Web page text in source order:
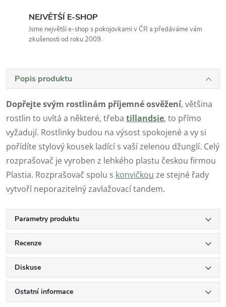
NEJVĚTŠÍ E-SHOP
Jsme největší e-shop s pokojovkami v ČR a předáváme vám
zkušenosti od roku 2009.
Popis produktu
Dopřejte svým rostlinám příjemné osvěžení, většina
rostlin to uvítá a některé, třeba tillandsie, to přímo
vyžadují. Rostlinky budou na výsost spokojené a vy si
pořídíte stylový kousek ladící s vaší zelenou džunglí. Celý
rozprašovač je vyroben z lehkého plastu českou firmou
Plastia. Rozprašovač spolu s konvičkou ze stejné řady
vytvoří neporazitelný zavlažovací tandem.
Parametry produktu
Recenze
Diskuse
Ostatní informace